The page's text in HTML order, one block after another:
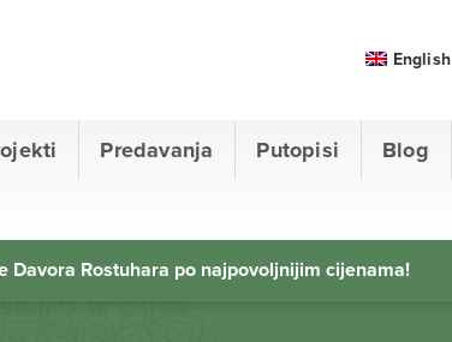
Predavanja Putopisi Blog
English
Davora Rostuhara po najpovoljnijim cijenama!